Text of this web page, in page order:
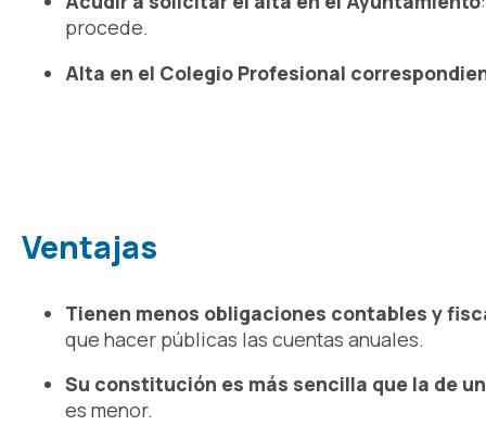
procede.
Alta en el Colegio Profesional
Ventajas
Tienen menos obligaciones contables y
que hacer públicas las cuentas anuales.
Su constitución es más sencilla que la de
es menor.